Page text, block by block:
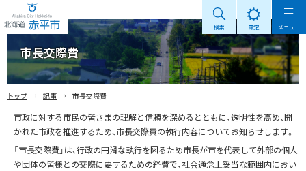
Akabira City Hokkaido 北海道 赤平市
検索 設定 メニュー
市長交際費
トップ › 記事 › 市長交際費
市政に対する市民の皆さまの理解と信頼を深めるとともに、透明性を高め、開
かれた市政を推進するため、市長交際費の執行内容についてお知らせします。
「市長交際費」は、行政の円滑な執行を図るため市長が市を代表して外部の個人
や団体の皆様との交際に要するための経費で、社会通念上妥当な範囲内におい